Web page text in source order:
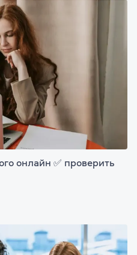
онлайн ✅ проверить